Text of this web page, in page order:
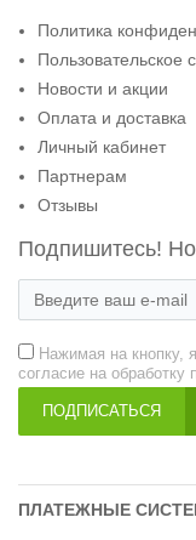
Политика
Пользовательское
Новости и акции
Оплата и доставка
Личный кабинет
Партнерам
Отзывы
Подпишитесь!
Нажимая на кнопку,
согласие на
ПОДПИСАТЬСЯ
ПЛАТЕЖНЫЕ